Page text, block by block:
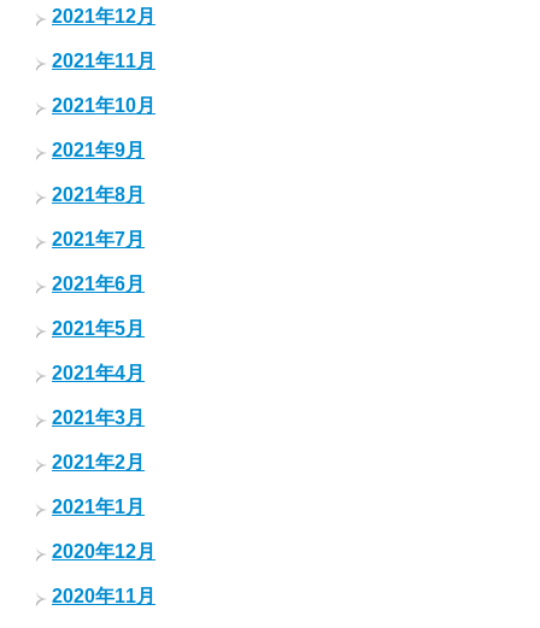
2021年12月
2021年11月
2021年10月
2021年9月
2021年8月
2021年7月
2021年6月
2021年5月
2021年4月
2021年3月
2021年2月
2021年1月
2020年12月
2020年11月